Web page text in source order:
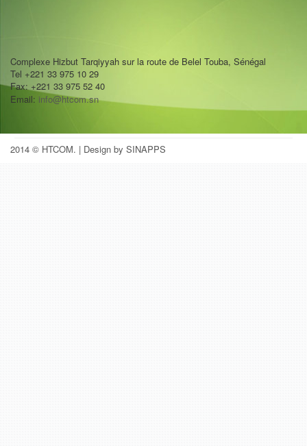
Complexe Hizbut Tarqiyyah sur la route de Belel Touba, Sénégal
Tel +221 33 975 10 29
Fax: +221 33 975 52 40
Email: info@htcom.sn
2014 © HTCOM. | Design by SINAPPS